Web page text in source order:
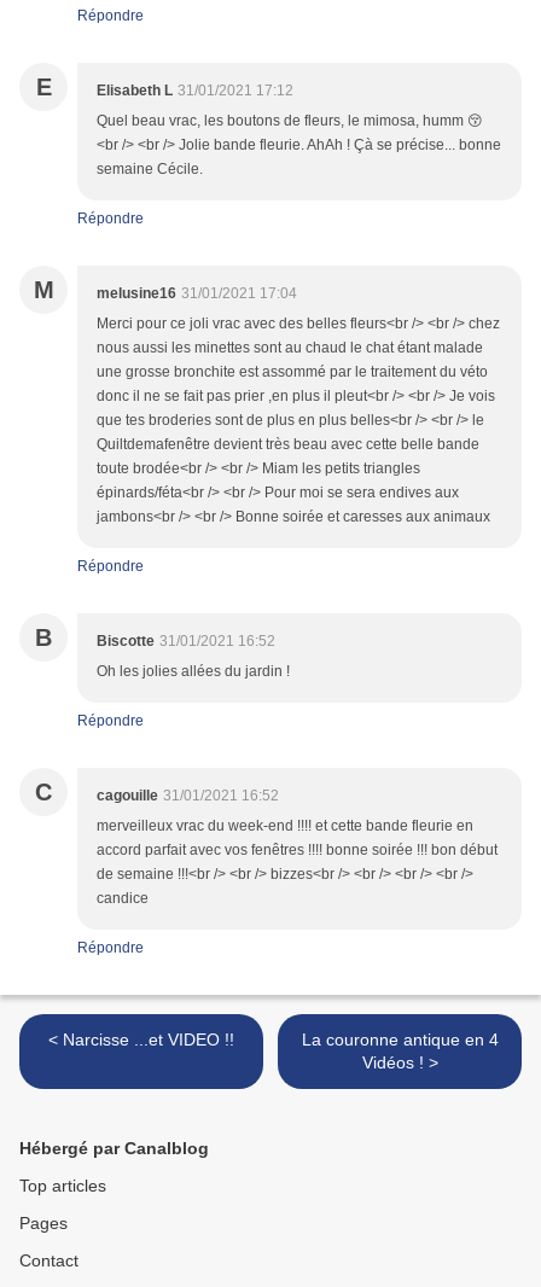
Répondre
E Elisabeth L 31/01/2021 17:12
Quel beau vrac, les boutons de fleurs, le mimosa, humm 😚
<br /> <br /> Jolie bande fleurie. AhAh ! Çà se précise... bonne
semaine Cécile.
Répondre
M melusine16 31/01/2021 17:04
Merci pour ce joli vrac avec des belles fleurs<br /> <br /> chez
nous aussi les minettes sont au chaud le chat étant malade
une grosse bronchite est assommé par le traitement du véto
donc il ne se fait pas prier ,en plus il pleut<br /> <br /> Je vois
que tes broderies sont de plus en plus belles<br /> <br /> le
Quiltdemafenêtre devient très beau avec cette belle bande
toute brodée<br /> <br /> Miam les petits triangles
épinards/féta<br /> <br /> Pour moi se sera endives aux
jambons<br /> <br /> Bonne soirée et caresses aux animaux
Répondre
B Biscotte 31/01/2021 16:52
Oh les jolies allées du jardin !
Répondre
C cagouille 31/01/2021 16:52
merveilleux vrac du week-end !!!! et cette bande fleurie en
accord parfait avec vos fenêtres !!!! bonne soirée !!! bon début
de semaine !!!<br /> <br /> bizzes<br /> <br /> <br /> <br />
candice
Répondre
< Narcisse ...et VIDEO !!
La couronne antique en 4
Vidéos ! >
Hébergé par Canalblog
Top articles
Pages
Contact